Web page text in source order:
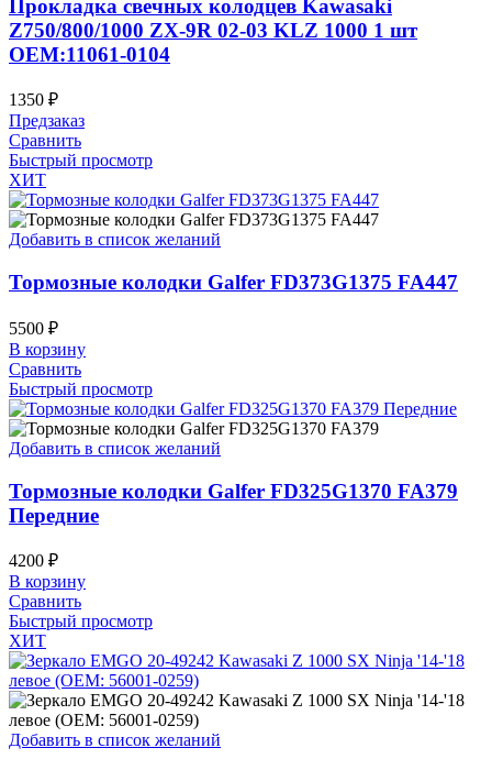
Прокладка свечных колодцев Kawasaki
Z750/800/1000 ZX-9R 02-03 KLZ 1000 1 шт
OEM:11061-0104
1350 ₽
Предзаказ
Сравнить
Быстрый просмотр
ХИТ
Добавить в список желаний
Тормозные колодки Galfer FD373G1375 FA447
5500 ₽
В корзину
Сравнить
Быстрый просмотр
Добавить в список желаний
Тормозные колодки Galfer FD325G1370 FA379
Передние
4200 ₽
В корзину
Сравнить
Быстрый просмотр
ХИТ
Добавить в список желаний